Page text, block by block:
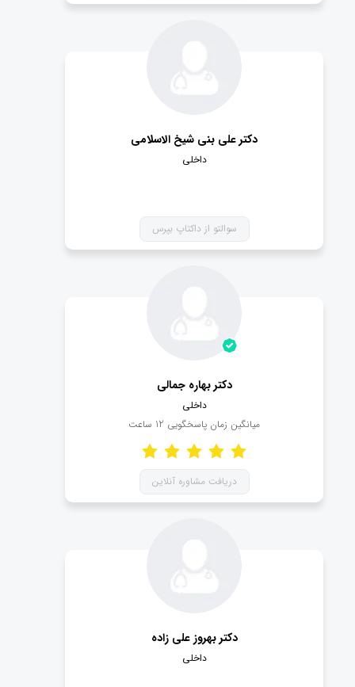
دکتر علی بنی شیخ الاسلامی
داخلی
سوالتو از داکتاپ بپرس
دکتر بهاره جمالی
داخلی
میانگین زمان پاسخگویی 12 ساعت
دریافت مشاوره آنلاین
دکتر بهروز علی زاده
داخلی